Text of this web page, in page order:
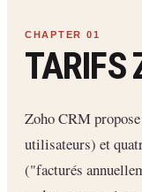
TARIFS
Zoho CRM
utilisateurs) et
("facturés